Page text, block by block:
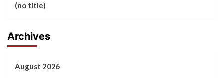
(no title)
Archives
August 2026